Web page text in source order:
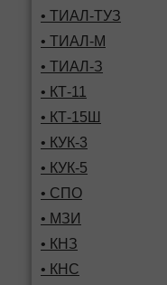
• ТИАЛ-ТУЗ
• ТИАЛ-М
• ТИАЛ-З
• КТ-11
• КТ-15Ш
• КУК-3
• КУК-5
• СПО
• МЗИ
• КНЗ
• КНС